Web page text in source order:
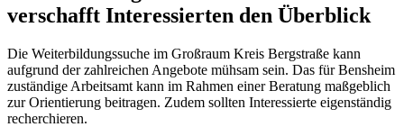
verschafft Interessierten den Überblick
Die Weiterbildungssuche im Großraum Kreis Bergstraße kann
aufgrund der zahlreichen Angebote mühsam sein. Das für Bensheim
zuständige Arbeitsamt kann im Rahmen einer Beratung maßgeblich
zur Orientierung beitragen. Zudem sollten Interessierte eigenständig
recherchieren.